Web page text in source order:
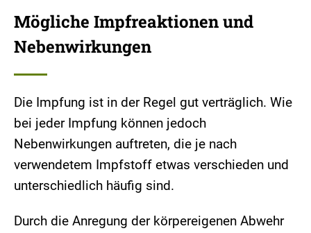
Mögliche Impfreaktionen und
Nebenwirkungen
Die Impfung ist in der Regel gut verträglich. Wie
bei jeder Impfung können jedoch
Nebenwirkungen auftreten, die je nach
verwendetem Impfstoff etwas verschieden und
unterschiedlich häufig sind.
Durch die Anregung der körpereigenen Abwehr